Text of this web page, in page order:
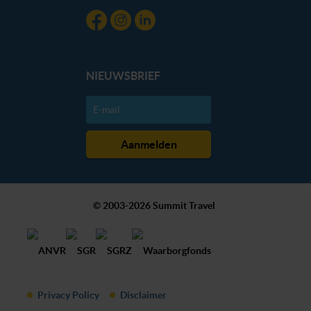
NIEUWSBRIEF
© 2003-2026 Summit Travel
Privacy Policy Disclaimer